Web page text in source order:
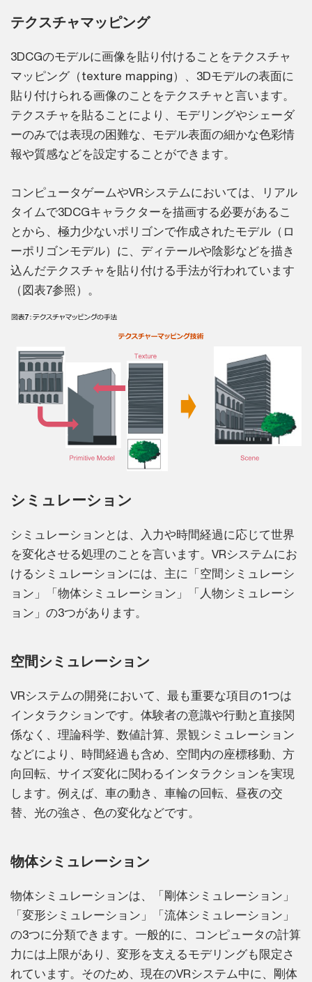
テクスチャマッピング
3DCGのモデルに画像を貼り付けることをテクスチャ
マッピング（texture mapping）、3Dモデルの表面に
貼り付けられる画像のことをテクスチャと言います。
テクスチャを貼ることにより、モデリングやシェーダ
ーのみでは表現の困難な、モデル表面の細かな色彩情
報や質感などを設定することができます。
コンピュータゲームやVRシステムにおいては、リアル
タイムで3DCGキャラクターを描画する必要があるこ
とから、極力少ないポリゴンで作成されたモデル（ロ
ーポリゴンモデル）に、ディテールや陰影などを描き
込んだテクスチャを貼り付ける手法が行われています
（図表7参照）。
シミュレーション
シミュレーションとは、入力や時間経過に応じて世界
を変化させる処理のことを言います。VRシステムにお
けるシミュレーションには、主に「空間シミュレーシ
ョン」「物体シミュレーション」「人物シミュレーシ
ョン」の3つがあります。
空間シミュレーション
VRシステムの開発において、最も重要な項目の1つは
インタラクションです。体験者の意識や行動と直接関
係なく、理論科学、数値計算、景観シミュレーション
などにより、時間経過も含め、空間内の座標移動、方
向回転、サイズ変化に関わるインタラクションを実現
します。例えば、車の動き、車輪の回転、昼夜の交
替、光の強さ、色の変化などです。
物体シミュレーション
物体シミュレーションは、「剛体シミュレーション」
「変形シミュレーション」「流体シミュレーション」
の3つに分類できます。一般的に、コンピュータの計算
力には上限があり、変形を支えるモデリングも限定さ
れています。そのため、現在のVRシステム中に、剛体